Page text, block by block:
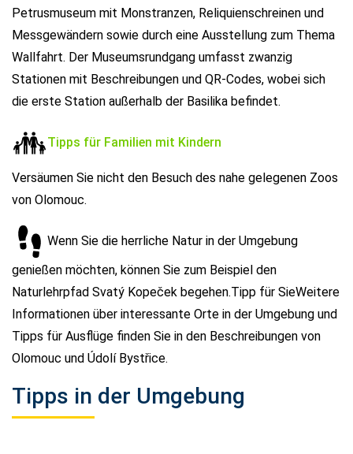
Petrusmuseum mit Monstranzen, Reliquienschreinen und
Messgewändern sowie durch eine Ausstellung zum Thema
Wallfahrt. Der Museumsrundgang umfasst zwanzig
Stationen mit Beschreibungen und QR-Codes, wobei sich
die erste Station außerhalb der Basilika befindet.
Tipps für Familien mit Kindern
Versäumen Sie nicht den Besuch des nahe gelegenen Zoos
von Olomouc.
Wenn Sie die herrliche Natur in der Umgebung
genießen möchten, können Sie zum Beispiel den
Naturlehrpfad Svatý Kopeček begehen.Tipp für SieWeitere
Informationen über interessante Orte in der Umgebung und
Tipps für Ausflüge finden Sie in den Beschreibungen von
Olomouc und Údolí Bystřice.
Tipps in der Umgebung